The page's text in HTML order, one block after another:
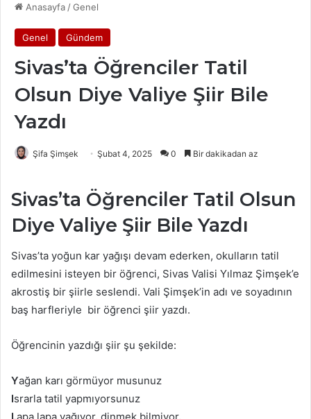
Anasayfa /Genel
Genel Gündem
Sivas’ta Öğrenciler Tatil
Olsun Diye Valiye Şiir Bile
Yazdı
Şifa Şimşek Şubat 4, 2025 0 Bir dakikadan az
Sivas’ta Öğrenciler Tatil Olsun
Diye Valiye Şiir Bile Yazdı
Sivas’ta yoğun kar yağışı devam ederken, okulların tatil
edilmesini isteyen bir öğrenci, Sivas Valisi Yılmaz Şimşek’e
akrostiş bir şiirle seslendi. Vali Şimşek’in adı ve soyadının
baş harfleriyle bir öğrenci şiir yazdı.
Öğrencinin yazdığı şiir şu şekilde:
Yağan karı görmüyor musunuz
Israrla tatil yapmıyorsunuz